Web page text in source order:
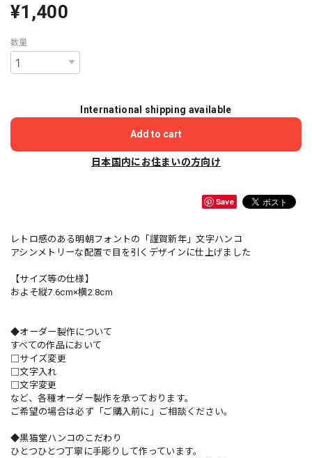
¥1,400
数量
International shipping available
Add to cart
日本国内にお住まいの方向け
Save
レトロ感のある明朝フォントの「謹賀新年」文字ハンコ
アシンメトリーな配置で目を引くデザインに仕上げました
【サイズ等の仕様】
およそ縦7.6cm×横2.8cm
◆オーダー製作について
すべての作品において
□サイズ変更
□文字入れ
□文字変更
など、各種オーダー製作を承っております。
ご希望の場合は必ず「ご購入前に」ご相談ください。
◆黒猫堂ハンコのこだわり
ひとつひとつ丁寧に手彫りして作っています。